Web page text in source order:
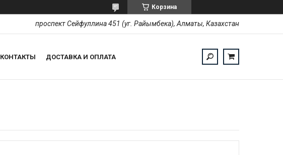
Корзина
проспект Сейфуллина 451 (уг. Райымбека), Алматы, Казахстан
КОНТАКТЫ ДОСТАВКА И ОПЛАТА